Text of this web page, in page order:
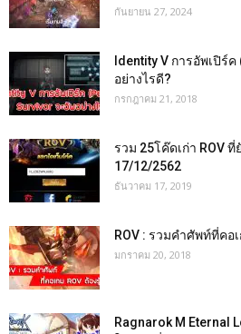
กันยายน 27, 2024
Identity V การอัพเปิร์
อย่างไรดี?
กรกฎาคม 21, 2018
รวม 25โค๊ดเก่า ROV
17/12/2562
ธันวาคม 17, 2019
ROV : รวมคำศัพท์ที่คอ
มกราคม 20, 2018
Ragnarok M Eternal